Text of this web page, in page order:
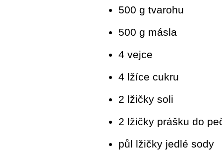
500 g tvarohu
500 g másla
4 vejce
4 lžíce cukru
2 lžičky soli
2 lžičky prášku do
půl lžičky jedlé sody